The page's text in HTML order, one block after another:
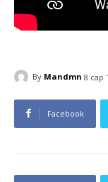
By Mandmn 8 сар
Facebook